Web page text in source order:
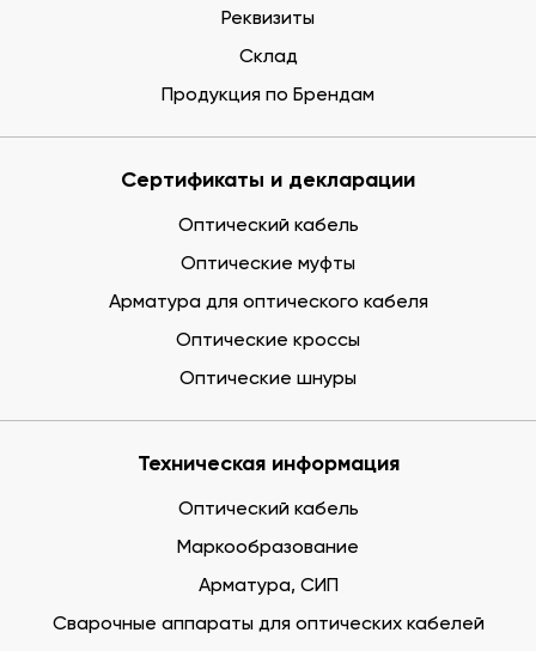
Реквизиты
Склад
Продукция по Брендам
Сертификаты и декларации
Оптический кабель
Оптические муфты
Арматура для оптического кабеля
Оптические кроссы
Оптические шнуры
Техническая информация
Оптический кабель
Маркообразование
Арматура, СИП
Сварочные аппараты для оптических кабелей